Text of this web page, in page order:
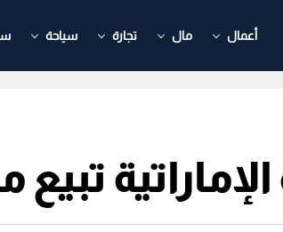
أعمال مال تجارة سياحة
الإماراتية